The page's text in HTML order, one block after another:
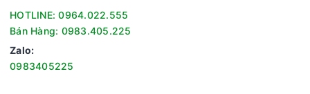
HOTLINE: 0964.022.555
Bán Hàng: 0983.405.225
Zalo:
0983405225